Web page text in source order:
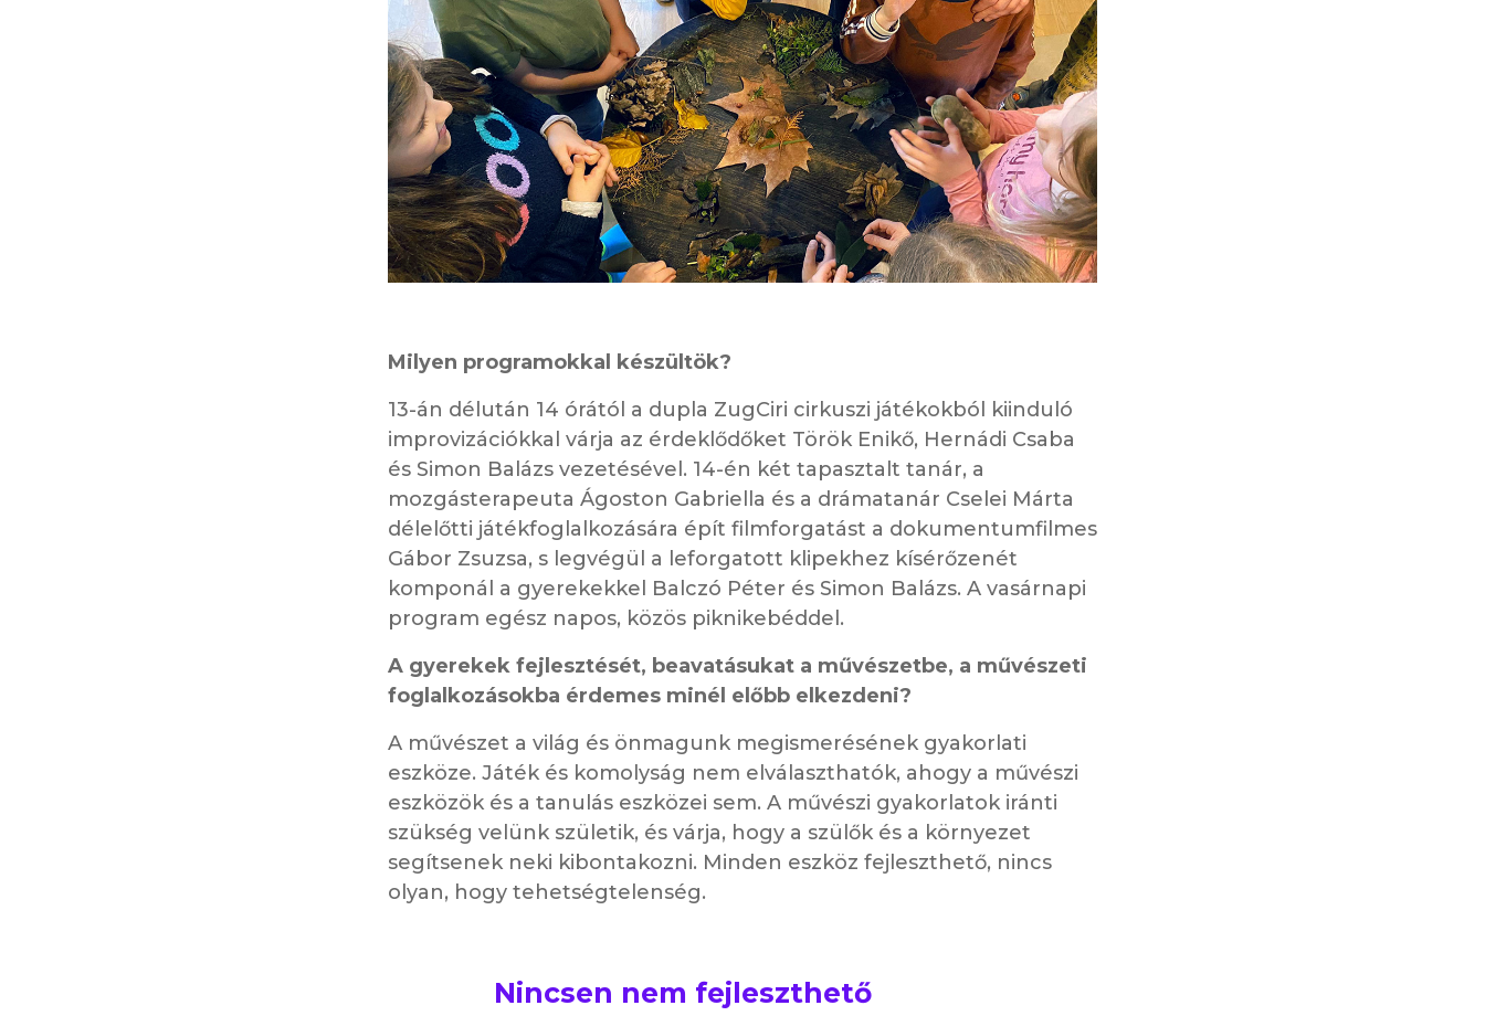
Milyen programokkal készültök?
13-án délután 14 órától a dupla ZugCiri cirkuszi játékokból kiinduló
improvizációkkal várja az érdeklődőket Török Enikő, Hernádi Csaba
és Simon Balázs vezetésével. 14-én két tapasztalt tanár, a
mozgásterapeuta Ágoston Gabriella és a drámatanár Cselei Márta
délelőtti játékfoglalkozására épít filmforgatást a dokumentumfilmes
Gábor Zsuzsa, s legvégül a leforgatott klipekhez kísérőzenét
komponál a gyerekekkel Balczó Péter és Simon Balázs. A vasárnapi
program egész napos, közös piknikebéddel.
A gyerekek fejlesztését, beavatásukat a művészetbe, a művészeti
foglalkozásokba érdemes minél előbb elkezdeni?
A művészet a világ és önmagunk megismerésének gyakorlati
eszköze. Játék és komolyság nem elválaszthatók, ahogy a művészi
eszközök és a tanulás eszközei sem. A művészi gyakorlatok iránti
szükség velünk születik, és várja, hogy a szülők és a környezet
segítsenek neki kibontakozni. Minden eszköz fejleszthető, nincs
olyan, hogy tehetségtelenség.
Nincsen nem fejleszthető